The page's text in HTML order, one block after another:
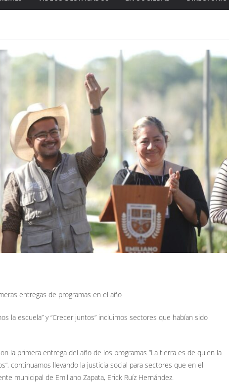
entregas de programas en el año
la escuela” y “Crecer juntos” incluimos sectores que habían sido
la primera entrega del año de los programas “La tierra es de quien la
continuamos llevando la justicia social para sectores que en el
municipal de Emiliano Zapata, Erick Ruíz Hernández.